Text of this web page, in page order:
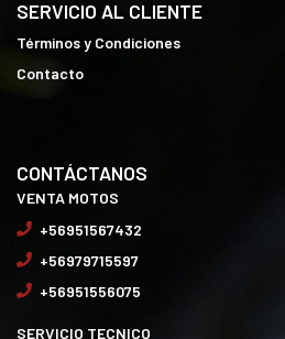
SERVICIO AL CLIENTE
Términos y Condiciones
Contacto
CONTÁCTANOS
VENTA MOTOS
+56951567432
+56979715597
+56951556075
SERVICIO TECNICO